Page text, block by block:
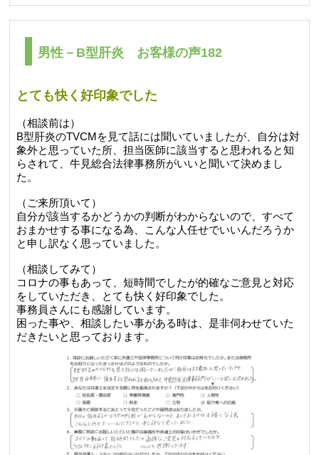
男性－B型肝炎 お客様の声182
とても快く好印象でした
（相談前は）
B型肝炎のTVCMを見て話には聞いていましたが、自分は対
象外と思っていた所、担当医師に該当すると思われると知
らされて、牛見総合法律事務所がいいと聞いて決めまし
た。
（ご来所頂いて）
自分が該当するかどうかの判断がわからないので、すべて
おまかせする事になる為、こんな人任せでいいんだろうか
と申し訳なく思っていました。
（相談してみて）
コロナの事もあって、短時間でしたが的確なご意見と対応
をしていただき、とても快く好印象でした。
事務員さんにも感謝しています。
困った事や、相談したい事がある時は、是非伺わせていた
だきたいと思っております。